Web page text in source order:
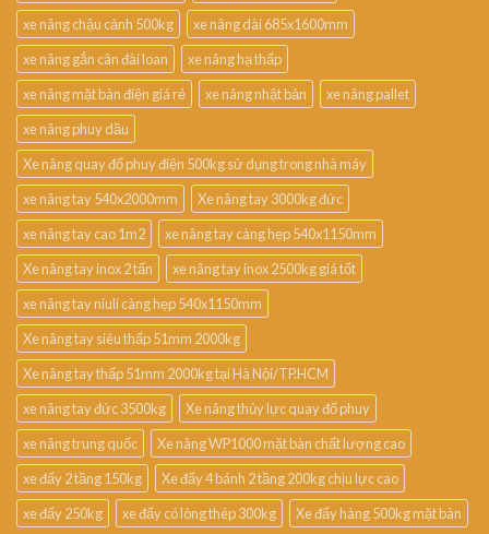
xe nâng chậu cảnh 500kg
xe nâng dài 685x1600mm
xe nâng gắn cân đài loan
xe nâng hạ thấp
xe nâng mặt bàn điện giá rẻ
xe nâng nhật bản
xe nâng pallet
xe nâng phuy dầu
Xe nâng quay đổ phuy điện 500kg sử dụng trong nhà máy
xe nâng tay 540x2000mm
Xe nâng tay 3000kg đức
xe nâng tay cao 1m2
xe nâng tay càng hẹp 540x1150mm
Xe nâng tay inox 2 tấn
xe nâng tay inox 2500kg giá tốt
xe nâng tay niuli càng hẹp 540x1150mm
Xe nâng tay siêu thấp 51mm 2000kg
Xe nâng tay thấp 51mm 2000kg tại Hà Nội/TP.HCM
xe nâng tay đức 3500kg
Xe nâng thủy lực quay đổ phuy
xe nâng trung quốc
Xe nâng WP1000 mặt bàn chất lượng cao
xe đẩy 2 tầng 150kg
Xe đẩy 4 bánh 2 tầng 200kg chịu lực cao
xe đẩy 250kg
xe đẩy có lòng thép 300kg Xe đẩy hàng 500kg mặt bàn